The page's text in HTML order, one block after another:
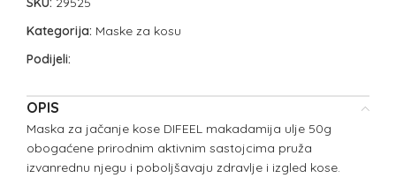
Kategorija: Maske za kosu
Podijeli:
OPIS
Maska za jačanje kose DIFEEL makadamija ulje 50g
obogaćene prirodnim aktivnim sastojcima pruža
izvanrednu njegu i poboljšavaju zdravlje i izgled kose.